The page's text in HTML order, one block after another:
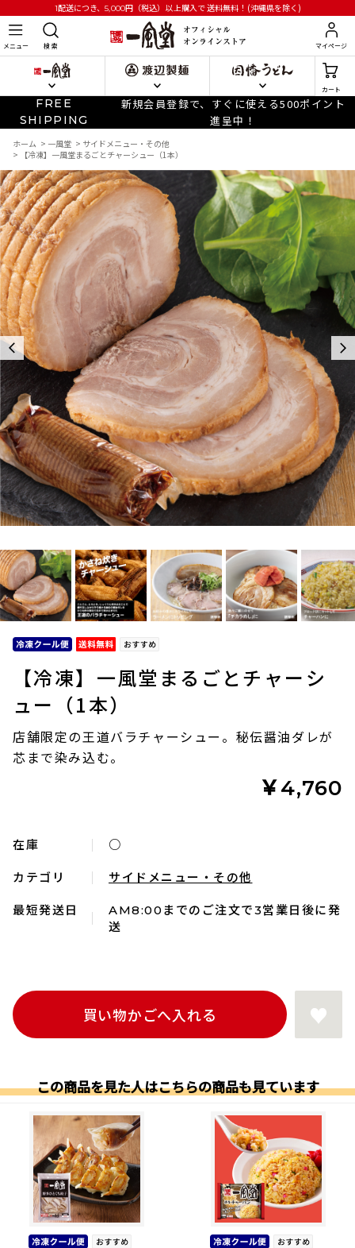
1配送につき、5,000円 （税込）以上購入で送料無料！(沖縄県を除く)
メニュー 検 索 マイページ
カート
FREE
SHIPPING
新規会員登録で、すぐに使える500ポイント
進呈中！
ホーム > 一風堂 > サイドメニュー・その他
>
【冷凍】一風堂まるごとチャーシュー（1本）
【冷凍】一風堂まるごとチャーシ
ュー（1本）
店舗限定の王道バラチャーシュー。秘伝醤油ダレが
芯まで染み込む。
￥4,760
在庫 ○
カテゴリ サイドメニュー・その他
最短発送日
AM8:00までのご注文で3営業日後に発
送
この商品を見た人はこちらの商品も見ています